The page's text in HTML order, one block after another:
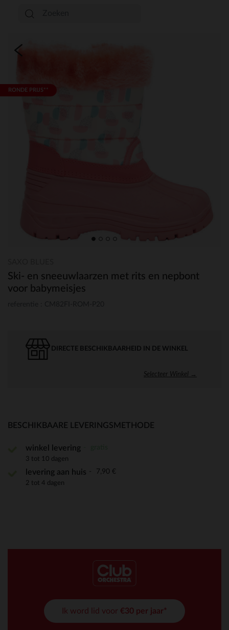
RONDE PRIJS**
Ski- en sneeuwlaarzen met rits en nepbont
voor babymeisjes
DIRECTE BESCHIKBAARHEID IN DE WINKEL
Selecteer Winkel →
BESCHIKBAARE LEVERINGSMETHODE
winkel levering
3 tot 10 dagen
levering aan huis 7,90 €
2 tot 4 dagen
Ik word lid voor €30 per jaar*